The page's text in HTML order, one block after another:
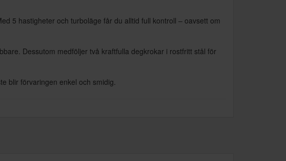
5 hastigheter och turboläge får du alltid full kontroll – oavsett om
Dessutom medföljer två kraftfulla degkrokar i rostfritt stål för
blir förvaringen enkel och smidig.